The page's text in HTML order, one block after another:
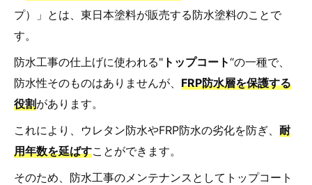
プ）」とは、東日本塗料が販売する防水塗料のことで
す。
防水工事の仕上げに使われる" トップコート“の一種で、
防水性そのものはありませんが、FRP防水層を保護する
役割があります。
これにより、ウレタン防水やFRP防水の劣化を防ぎ、耐
用年数を延ばすことができます。
そのため、防水工事のメンテナンスとしてトップコート